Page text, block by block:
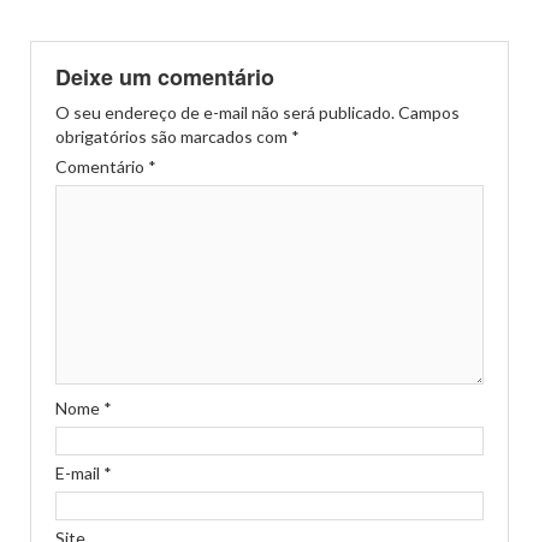
Deixe um comentário
O seu endereço de e-mail não será publicado.Campos
obrigatórios são marcados com *
Comentário *
Nome *
E-mail *
Site